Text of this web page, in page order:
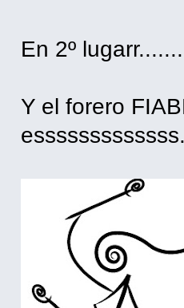
En 2º lugarr.......
Y el forero